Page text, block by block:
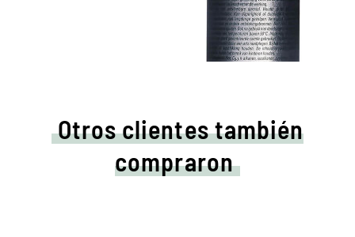
Otros clientes también
compraron